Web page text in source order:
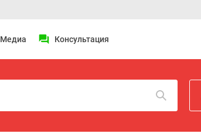
Медиа Консультация